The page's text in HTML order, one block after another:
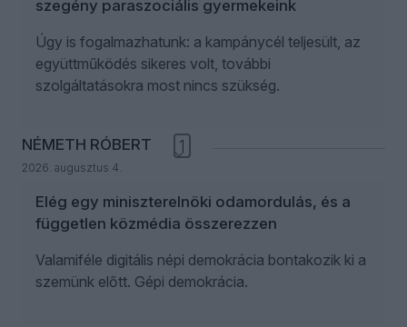
szegény paraszociális gyermekeink
Úgy is fogalmazhatunk: a kampánycél teljesült, az
együttműködés sikeres volt, további
szolgáltatásokra most nincs szükség.
NÉMETH RÓBERT
2026. augusztus 4.
1
Elég egy miniszterelnöki odamordulás, és a
független közmédia összerezzen
Valamiféle digitális népi demokrácia bontakozik ki a
szemünk előtt. Gépi demokrácia.